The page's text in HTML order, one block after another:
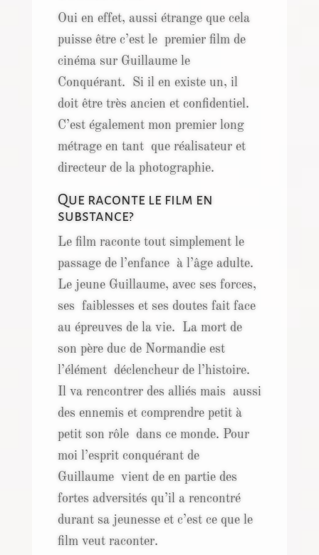
Oui en effet, aussi étrange que cela
puisse être c’est le premier film de
cinéma sur Guillaume le
Conquérant. Si il en existe un, il
doit être très ancien et confidentiel.
C’est également mon premier long
métrage en tant que réalisateur et
directeur de la photographie.
Que raconte le film en
substance?
Le film raconte tout simplement le
passage de l’enfance à l’âge adulte.
Le jeune Guillaume, avec ses forces,
ses faiblesses et ses doutes fait face
au épreuves de la vie. La mort de
son père duc de Normandie est
l’élément déclencheur de l’histoire.
Il va rencontrer des alliés mais aussi
des ennemis et comprendre petit à
petit son rôle dans ce monde. Pour
moi l’esprit conquérant de
Guillaume vient de en partie des
fortes adversités qu’il a rencontré
durant sa jeunesse et c’est ce que le
film veut raconter.